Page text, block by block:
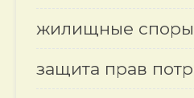
жилищные споры
защита прав